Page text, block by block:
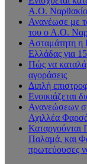
Α.Ο.
Ανανέωσε με
του ο Α.Ο.
Ασταμάτητη η
Ελλάδας για
Πώς να
αγοράσεις
Διπλή
Ενοικιάζεται
Ανανεώσεων
Αχιλλέα
Καταργούνται
Παλαμά, και
πρωτεύουσες